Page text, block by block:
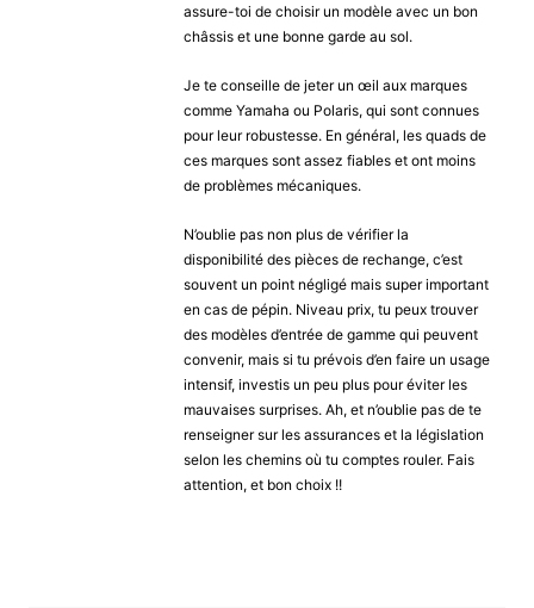
assure-toi de choisir un modèle avec un bon
châssis et une bonne garde au sol.
Je te conseille de jeter un œil aux marques
comme Yamaha ou Polaris, qui sont connues
pour leur robustesse. En général, les quads de
ces marques sont assez fiables et ont moins
de problèmes mécaniques.
N’oublie pas non plus de vérifier la
disponibilité des pièces de rechange, c’est
souvent un point négligé mais super important
en cas de pépin. Niveau prix, tu peux trouver
des modèles d’entrée de gamme qui peuvent
convenir, mais si tu prévois d’en faire un usage
intensif, investis un peu plus pour éviter les
mauvaises surprises. Ah, et n’oublie pas de te
renseigner sur les assurances et la législation
selon les chemins où tu comptes rouler. Fais
attention, et bon choix !!